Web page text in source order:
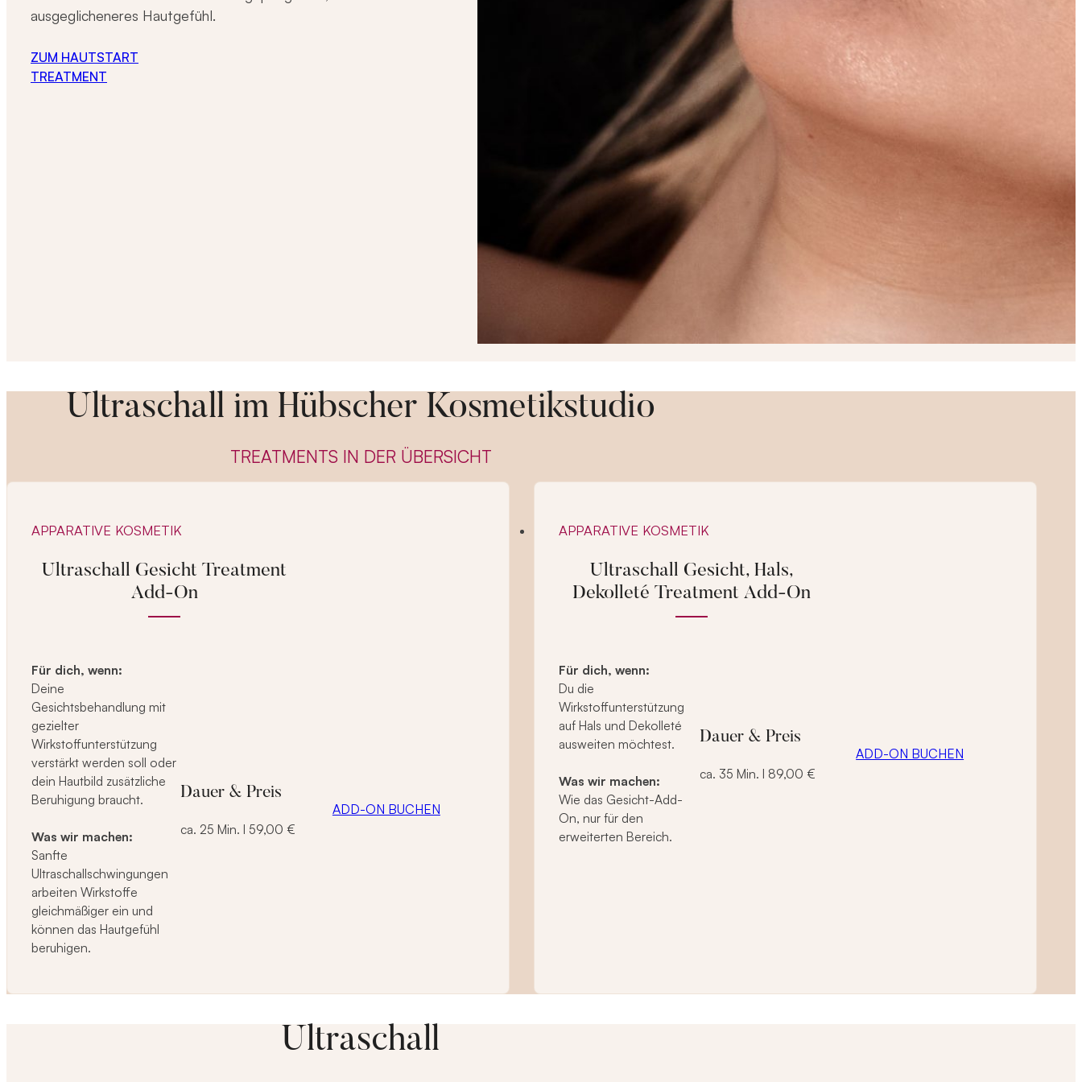
ausgeglicheneres Hautgefühl.
ZUM HAUTSTART
TREATMENT
Ultraschall im Hübscher Kosmetikstudio
TREATMENTS IN DER ÜBERSICHT
APPARATIVE KOSMETIK
Ultraschall Gesicht Treatment
Add-On
Für dich, wenn:
Deine
Gesichtsbehandlung mit
gezielter
Wirkstoffunterstützung
verstärkt werden soll oder
dein Hautbild zusätzliche
Beruhigung braucht.
Was wir machen:
Sanfte
Ultraschallschwingungen
arbeiten Wirkstoffe
gleichmäßiger ein und
können das Hautgefühl
beruhigen.
Dauer & Preis
ca. 25 Min. I 59,00 €
ADD-ON BUCHEN
APPARATIVE KOSMETIK
Ultraschall Gesicht, Hals,
Dekolleté Treatment Add-On
Für dich, wenn:
Du die
Wirkstoffunterstützung
auf Hals und Dekolleté
ausweiten möchtest.
Was wir machen:
Wie das Gesicht-Add-
On, nur für den
erweiterten Bereich.
Dauer & Preis
ca. 35 Min. I 89,00 €
ADD-ON BUCHEN
Ultraschall